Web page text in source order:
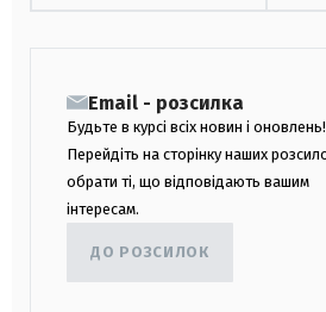
Email - розсилка
Будьте в курсі всіх новин і оновлень!
Перейдіть на сторінку наших
обрати ті, що відповідають вашим
інтересам.
ДО РОЗСИЛОК